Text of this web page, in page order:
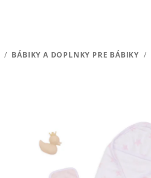
/ BÁBIKY A DOPLNKY PRE BÁBIKY /